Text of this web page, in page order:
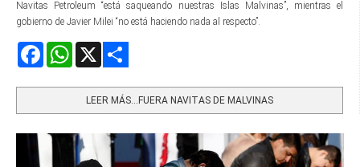
Navitas Petroleum “está saqueando nuestras Islas Malvinas”, mientras el
gobierno de Javier Milei “no está haciendo nada al respecto”.
FacebookWhatsApp
LEER MÁS…FUERA NAVITAS DE MALVINAS